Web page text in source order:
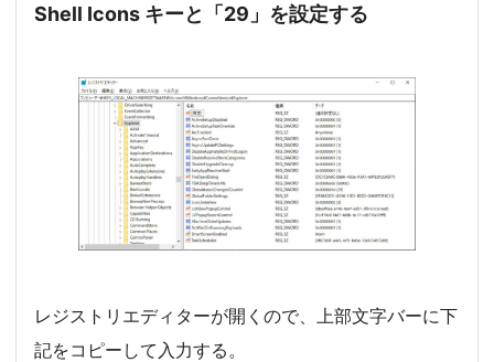
Shell Icons キーと「29」を設定する
レジストリエディターが開くので、上部文字バーに下
記をコピーして入力する。